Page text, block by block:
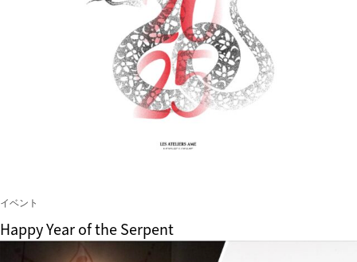
イベント
Happy Year of the Serpent